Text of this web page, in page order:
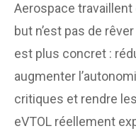
Aerospace
but n’est pas de
est plus concret :
augmenter
critiques et rendre
eVTOL réellement